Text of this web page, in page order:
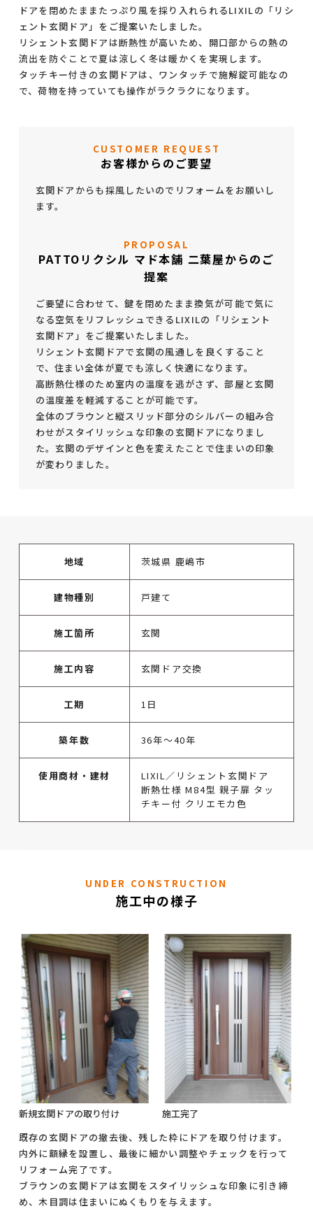
ドアを閉めたままたっぷり風を採り入れられるLIXILの「リシ
ェント玄関ドア」をご提案いたしました。
リシェント玄関ドアは断熱性が高いため、開口部からの熱の
流出を防ぐことで夏は涼しく冬は暖かくを実現します。
タッチキー付きの玄関ドアは、ワンタッチで施解錠可能なの
で、荷物を持っていても操作がラクラクになります。
CUSTOMER REQUEST
お客様からのご要望
玄関ドアからも採風したいのでリフォームをお願いし
ます。
PROPOSAL
PATTOリクシル マド本舗 二葉屋からのご
提案
ご要望に合わせて、鍵を閉めたまま換気が可能で気に
なる空気をリフレッシュできるLIXILの「リシェント
玄関ドア」をご提案いたしました。
リシェント玄関ドアで玄関の風通しを良くすること
で、住まい全体が夏でも涼しく快適になります。
高断熱仕様のため室内の温度を逃がさず、部屋と玄関
の温度差を軽減することが可能です。
全体のブラウンと縦スリッド部分のシルバーの組み合
わせがスタイリッシュな印象の玄関ドアになりまし
た。玄関のデザインと色を変えたことで住まいの印象
が変わりました。
地域 茨城県 鹿嶋市
建物種別 戸建て
施工箇所 玄関
施工内容 玄関ドア交換
工期 1日
築年数 36年～40年
使用商材・建材
LIXIL／リシェント玄関ドア
断熱仕様 M84型 親子扉 タッ
チキー付 クリエモカ色
UNDER CONSTRUCTION
施工中の様子
新規玄関ドアの取り付け
施工完了
既存の玄関ドアの撤去後、残した枠にドアを取り付けます。
内外に額縁を設置し、最後に細かい調整やチェックを行って
リフォーム完了です。
ブラウンの玄関ドアは玄関をスタイリッシュな印象に引き締
め、木目調は住まいにぬくもりを与えます。